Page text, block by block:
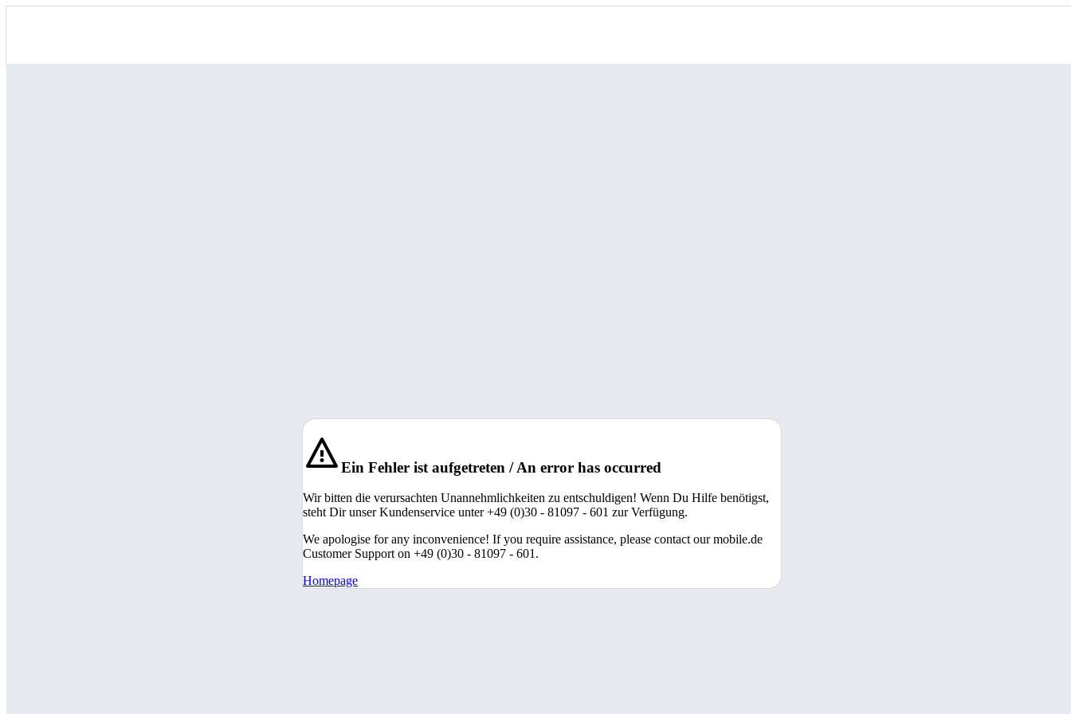
Ein Fehler ist aufgetreten / An error has occurred
Wir bitten die verursachten Unannehmlichkeiten zu entschuldigen! Wenn Du Hilfe benötigst,
steht Dir unser Kundenservice unter +49 (0)30 - 81097 - 601 zur Verfügung.
We apologise for any inconvenience! If you require assistance, please contact our mobile.de
Customer Support on +49 (0)30 - 81097 - 601.
Homepage